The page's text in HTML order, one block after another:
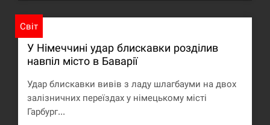
Світ
У Німеччині удар блискавки розділив
навпіл місто в Баварії
Удар блискавки вивів з ладу шлагбауми на двох
залізничних переїздах у німецькому місті
Гарбург...